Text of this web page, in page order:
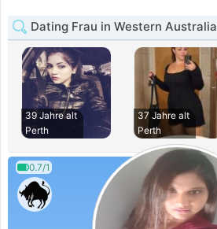
Dating Frau in Western Australia
39 Jahre alt
Perth
37 Jahre alt
Perth
0.7/1